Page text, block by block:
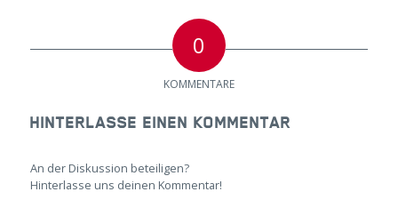
0
KOMMENTARE
HINTERLASSE EINEN KOMMENTAR
An der Diskussion beteiligen?
Hinterlasse uns deinen Kommentar!